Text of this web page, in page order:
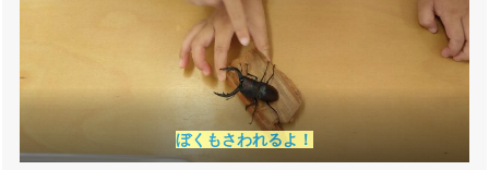
ぼくもさわれるよ！